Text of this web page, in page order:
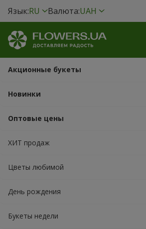
Язык:RU Валюта:UAH
Акционные букеты
Новинки
Оптовые цены
ХИТ продаж
Цветы любимой
День рождения
Букеты недели